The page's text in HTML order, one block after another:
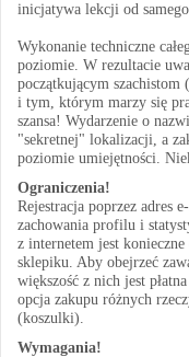
inicjatywa lekcji od
Wykonanie techniczne
poziomie. W rezultacie
początkującym szachistom
i tym, którym marzy się
szansa! Wydarzenie o
"sekretnej" lokalizacji, a
poziomie umiejętności.
Ograniczenia!
Rejestracja poprzez adres
zachowania profilu i
z internetem jest
sklepiku. Aby obejrzeć
większość z nich jest
opcja zakupu różnych
(koszulki).
Wymagania!